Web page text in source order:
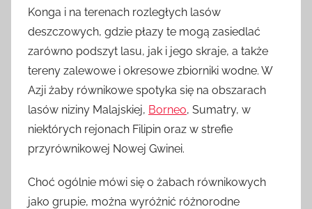
Konga i na terenach rozległych lasów
deszczowych, gdzie płazy te mogą zasiedlać
zarówno podszyt lasu, jak i jego skraje, a także
tereny zalewowe i okresowe zbiorniki wodne. W
Azji żaby równikowe spotyka się na obszarach
lasów niziny Malajskiej, Borneo, Sumatry, w
niektórych rejonach Filipin oraz w strefie
przyrównikowej Nowej Gwinei.
Choć ogólnie mówi się o żabach równikowych
jako grupie, można wyróżnić różnorodne